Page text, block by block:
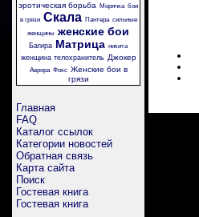
эротическая борьба Морячка бои
в грязи Скала Пантера сильные
женщины женские бои
Багира Матрица никита
женщина телохранитель Джокер
Аврора Фокс Женские бои в
грязи
Главная
FAQ
Каталог ссылок
Категории новостей
Обратная связь
Карта сайта
Поиск
Гостевая книга
Гостевая книга